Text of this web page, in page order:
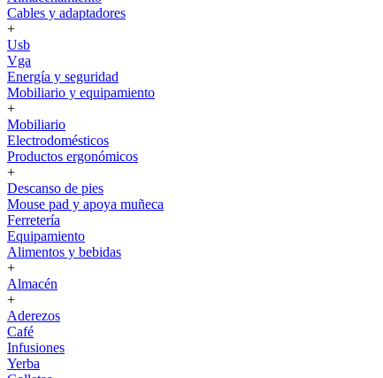
Cables y adaptadores
+
Usb
Vga
Energía y seguridad
Mobiliario y equipamiento
+
Mobiliario
Electrodomésticos
Productos ergonómicos
+
Descanso de pies
Mouse pad y apoya muñeca
Ferretería
Equipamiento
Alimentos y bebidas
+
Almacén
+
Aderezos
Café
Infusiones
Yerba